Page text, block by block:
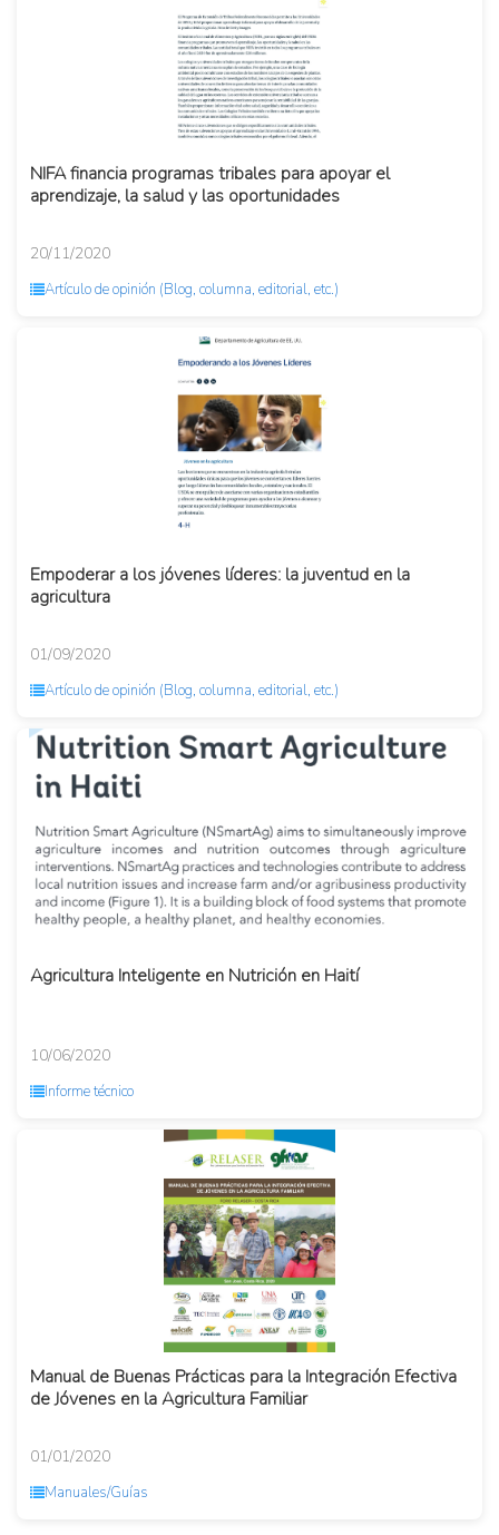
NIFA financia programas tribales para apoyar el
aprendizaje, la salud y las oportunidades
20/11/2020
Artículo de opinión (Blog, columna, editorial, etc.)
Empoderar a los jóvenes líderes: la juventud en la
agricultura
01/09/2020
Artículo de opinión (Blog, columna, editorial, etc.)
Agricultura Inteligente en Nutrición en Haití
10/06/2020
Informe técnico
Manual de Buenas Prácticas para la Integración Efectiva
de Jóvenes en la Agricultura Familiar
01/01/2020
Manuales/Guías